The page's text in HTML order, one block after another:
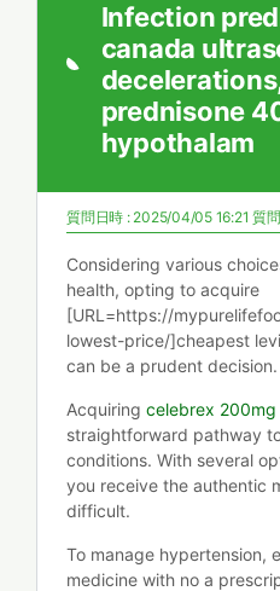
Infection
canada
prednisone
hypothalam
質問日時 : 2025/04/05 16:21質
Considering various
health, opting to acquire
[URL=https://
lowest-price/]cheapest
can be a prudent decision.
Acquiring celebrex 200mg
straightforward pathway
conditions. With several
you receive the authentic
difficult.
To manage hypertension,
medicine with no a